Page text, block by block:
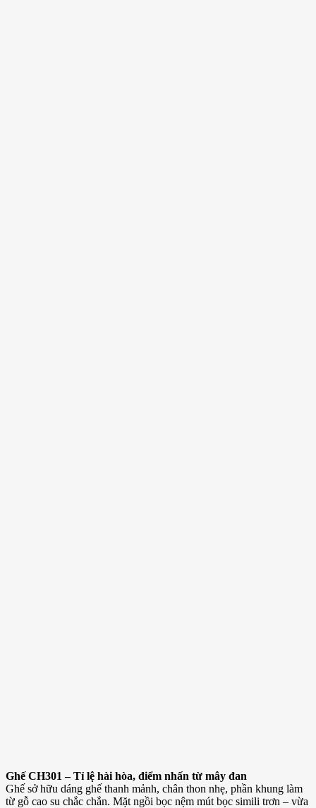
Ghế CH301 – Tỉ lệ hài hòa, điểm nhấn từ mây đan
Ghế sở hữu dáng ghế thanh mảnh, chân thon nhẹ, phần khung làm
từ gỗ cao su chắc chắn. Mặt ngồi bọc nệm mút bọc simili trơn – vừa